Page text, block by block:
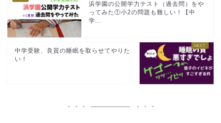
浜学園の公開学力テスト（過去問）をや
ってみた①小2の問題も難しい！【中
学...
中学受験、良質の睡眠を取らせてやりた
い！